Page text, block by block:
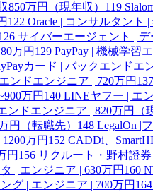
850万円（現年収） 119
122 Oracle | コンサルタント |
サイバーエージェント | デ
万円 129 PayPay | 機械学習
カード | バックエンドエ
ンドエンジニア | 720万円 137
万円 140 LINEヤフー | エ
ンドエンジニア | 820万円（
円（転職先） 148 LegalOn |
万円 152 CADDi、
円 156 リクルート・野村證
| エンジニア | 630万円 160
グ | エンジニア | 700万円 164